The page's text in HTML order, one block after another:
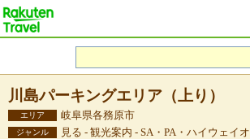
川島パーキングエリア（上り）
エリア 岐阜県各務原市
ジャンル
見る - 観光案内 - SA・PA・ハイウェイオ